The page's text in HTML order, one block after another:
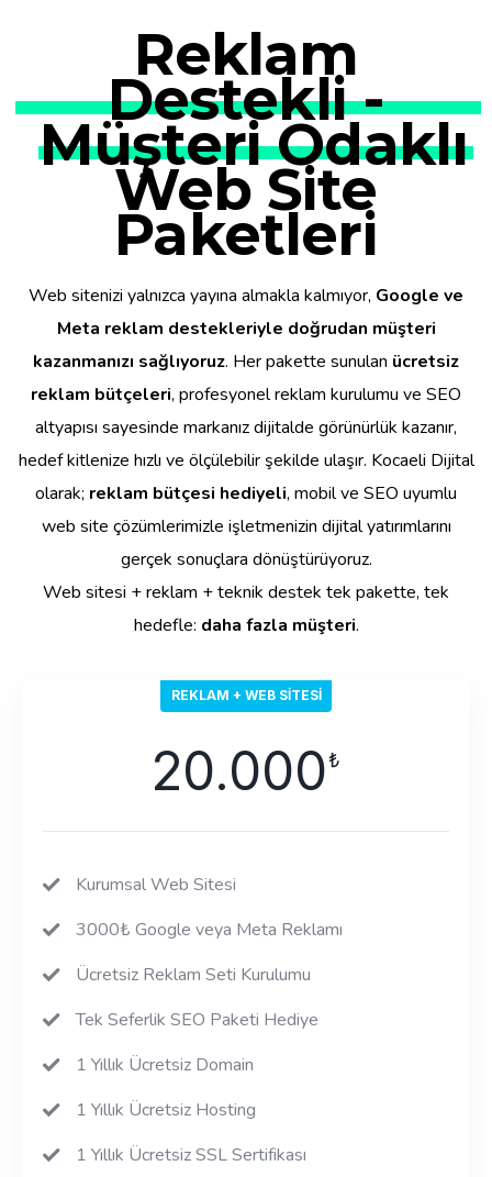
Reklam
Destekli -
Müşteri Odaklı
Web Site
Paketleri
Web sitenizi yalnızca yayına almakla kalmıyor, Google ve
Meta reklam destekleriyle doğrudan müşteri
kazanmanızı sağlıyoruz. Her pakette sunulan ücretsiz
reklam bütçeleri, profesyonel reklam kurulumu ve SEO
altyapısı sayesinde markanız dijitalde görünürlük kazanır,
hedef kitlenize hızlı ve ölçülebilir şekilde ulaşır. Kocaeli Dijital
olarak; reklam bütçesi hediyeli, mobil ve SEO uyumlu
web site çözümlerimizle işletmenizin dijital yatırımlarını
gerçek sonuçlara dönüştürüyoruz.
Web sitesi + reklam + teknik destek tek pakette, tek
hedefle: daha fazla müşteri.
REKLAM + WEB SITESI
20.000₺
Kurumsal Web Sitesi
3000₺ Google veya Meta Reklamı
Ücretsiz Reklam Seti Kurulumu
Tek Seferlik SEO Paketi Hediye
1 Yıllık Ücretsiz Domain
1 Yıllık Ücretsiz Hosting
1 Yıllık Ücretsiz SSL Sertifikası